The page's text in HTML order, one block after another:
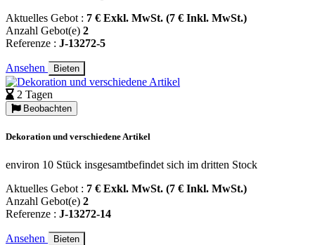
Aktuelles Gebot : 7 € Exkl. MwSt. (7 € Inkl. MwSt.)
Anzahl Gebot(e) 2
Referenze : J-13272-5
Ansehen Bieten
2 Tagen
Beobachten
Dekoration und verschiedene Artikel
environ 10 Stück insgesamtbefindet sich im dritten Stock
Aktuelles Gebot : 7 € Exkl. MwSt. (7 € Inkl. MwSt.)
Anzahl Gebot(e) 2
Referenze : J-13272-14
Ansehen Bieten